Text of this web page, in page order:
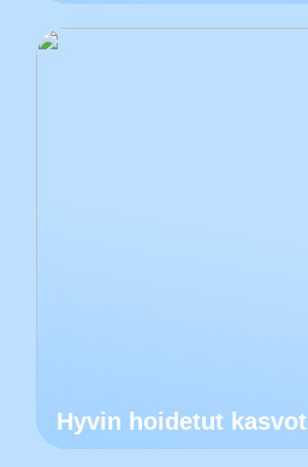
Hyvin hoidetut kasvot